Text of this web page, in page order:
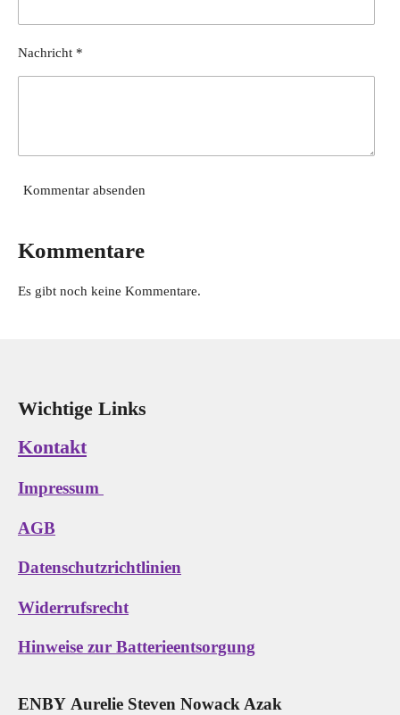
Nachricht *
Kommentar absenden
Kommentare
Es gibt noch keine Kommentare.
Wichtige Links
Kontakt
Impressum
AGB
Datenschutzrichtlinien
Widerrufsrecht
Hinweise zur Batterieentsorgung
ENBY Aurelie Steven Nowack Azak